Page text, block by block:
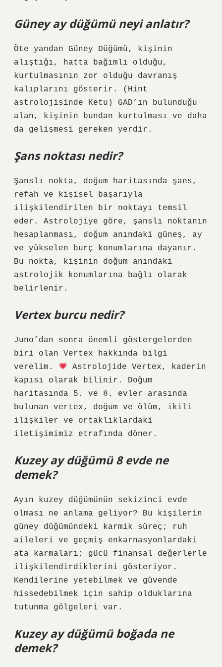
Güney ay düğümü neyi anlatır?
Öte yandan Güney Düğümü, kişinin
alıştığı, hatta bağımlı olduğu,
kurtulmasının zor olduğu davranış
kalıplarını gösterir. (Hint
astrolojisinde Ketu) GAD’ın bulunduğu
alan, kişinin bundan kurtulması ve daha
da gelişmesi gereken yerdir.
Şans noktası nedir?
Şanslı nokta, doğum haritasında şans,
refah ve kişisel başarıyla
ilişkilendirilen bir noktayı temsil
eder. Astrolojiye göre, şanslı noktanın
hesaplanması, doğum anındaki güneş, ay
ve yükselen burç konumlarına dayanır.
Bu nokta, kişinin doğum anındaki
astrolojik konumlarına bağlı olarak
belirlenir.
Vertex burcu nedir?
Juno’dan sonra önemli göstergelerden
biri olan Vertex hakkında bilgi
verelim.
Astrolojide Vertex, kaderin
kapısı olarak bilinir. Doğum
haritasında 5. ve 8. evler arasında
bulunan vertex, doğum ve ölüm, ikili
ilişkiler ve ortaklıklardaki
iletişimimiz etrafında döner.
Kuzey ay düğümü 8 evde ne
demek?
Ayın kuzey düğümünün sekizinci evde
olması ne anlama geliyor? Bu kişilerin
güney düğümündeki karmik süreç; ruh
aileleri ve geçmiş enkarnasyonlardaki
ata karmaları; gücü finansal değerlerle
ilişkilendirdiklerini gösteriyor.
Kendilerine yetebilmek ve güvende
hissedebilmek için sahip olduklarına
tutunma gölgeleri var.
Kuzey ay düğümü boğada ne
demek?